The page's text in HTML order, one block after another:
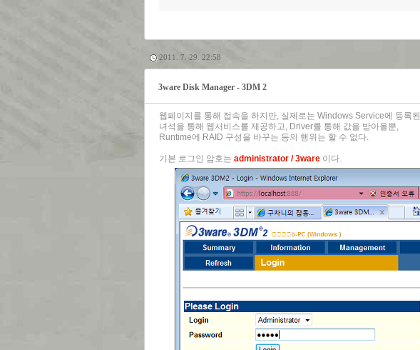
2011. 7. 29. 22:58
3ware Disk Manager - 3DM 2
웹페이지를 통해 접속을 하지만, 실제로는 Windows Service에 등록된
녀석을 통해 웹서비스를 제공하고, Driver를 통해 값을 받아올뿐,
Runtime에 RAID 구성을 바꾸는 등의 행위는 할 수 없다.
기본 로그인 암호는 administrator / 3ware 이다.